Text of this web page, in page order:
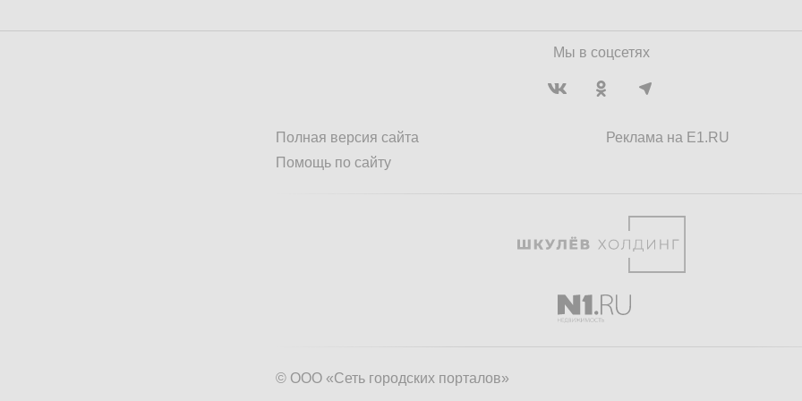
Мы в соцсетях
Полная версия сайта
Помощь по сайту
Реклама на E1.RU
© ООО «Сеть городских порталов»